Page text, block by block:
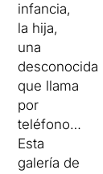
infancia,
la hija,
una
desconocida
que llama
por
teléfono…
Esta
galería de